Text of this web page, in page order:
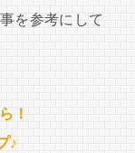
を参考にして
！
♪